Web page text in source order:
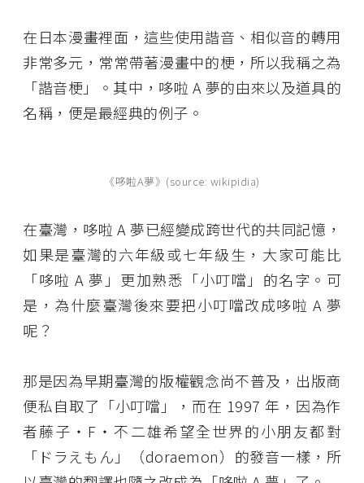
在日本漫畫裡面，這些使用諧音、相似音的轉用
非常多元，常常帶著漫畫中的梗，所以我稱之為
「諧音梗」。其中，哆啦 A 夢的由來以及道具的
名稱，便是最經典的例子。
《哆啦A夢》(source: wikipidia)
在臺灣，哆啦 A 夢已經變成跨世代的共同記憶，
如果是臺灣的六年級或七年級生，大家可能比
「哆啦 A 夢」更加熟悉「小叮噹」的名字。可
是，為什麼臺灣後來要把小叮噹改成哆啦 A 夢
呢？
那是因為早期臺灣的版權觀念尚不普及，出版商
便私自取了「小叮噹」，而在 1997 年，因為作
者藤子・F・不二雄希望全世界的小朋友都對
「ドラえもん」（doraemon）的發音一樣，所